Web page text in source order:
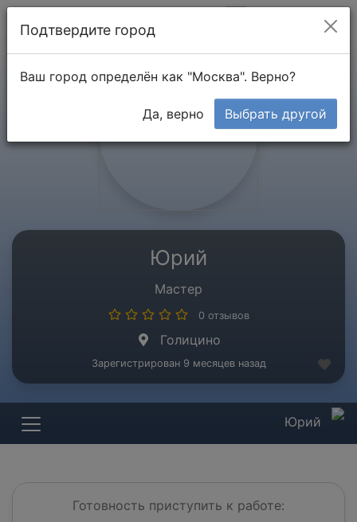
Юрий
Мастер
0 отзывов
Голицино
Зарегистрирован 9 месяцев назад
Юрий
Готовность приступить к работе:
Подтвердите город
Ваш город определён как "Москва". Верно?
Да, верно Выбрать другой